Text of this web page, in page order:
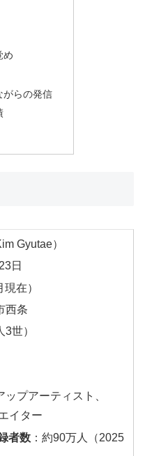
め
がらの発信
Gyutae）
日
在）
西条
世）
プアーティスト、
イター
者数：約90万人（2025